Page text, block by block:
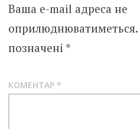
Ваша e-mail адреса не
оприлюднюватиметься.
позначені *
КОМЕНТАР *